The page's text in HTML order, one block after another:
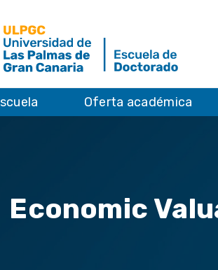
Oferta académica
Economic